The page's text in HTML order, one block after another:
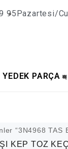
95Pazartesi/
YEDEK PARÇA
“3N4968 TAS
KEP TOZ